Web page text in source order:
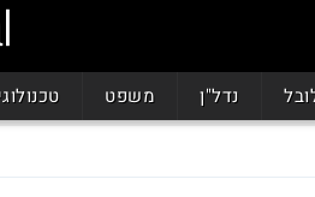
נדל"ן משפט